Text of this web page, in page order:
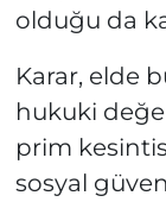
olduğu da
Karar, elde
hukuki
prim
sosyal